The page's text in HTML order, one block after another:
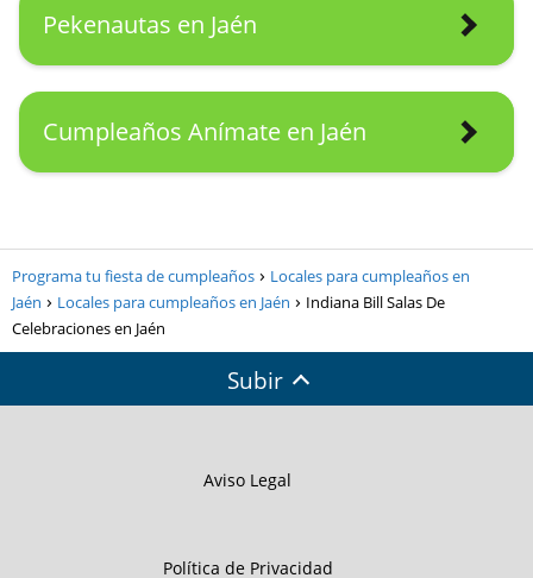
Pekenautas en Jaén
Cumpleaños Anímate en Jaén
Programa tu fiesta de cumpleaños
Locales para cumpleaños en
Jaén
Locales para cumpleaños en Jaén
Indiana Bill Salas De
Celebraciones en Jaén
Subir
Aviso Legal
Política de Privacidad